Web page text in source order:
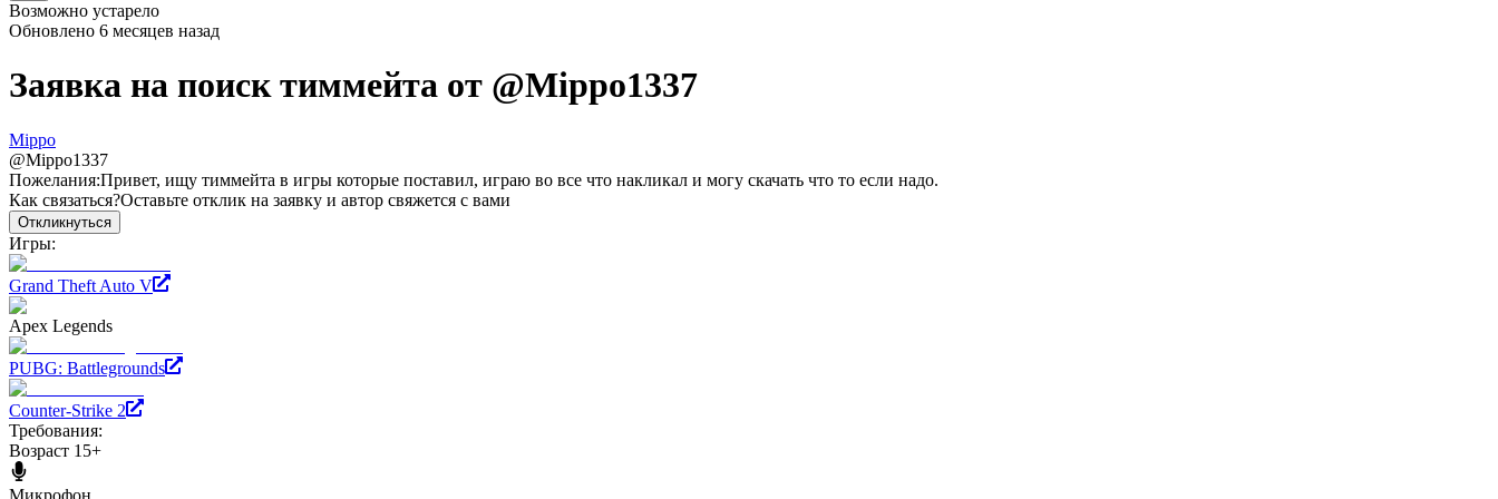
Возможно устарело
Обновлено 6 месяцев назад
Заявка на поиск тиммейта от @Mippo1337
Mippo
@Mippo1337
Пожелания:Привет, ищу тиммейта в игры которые поставил, играю во все что накликал и могу скачать что то если надо.
Как связаться?Оставьте отклик на заявку и автор свяжется с вами
Откликнуться
Игры:
Grand Theft Auto V
Apex Legends
PUBG: Battlegrounds
Counter-Strike 2
Требования:
Возраст 15+
Микрофон